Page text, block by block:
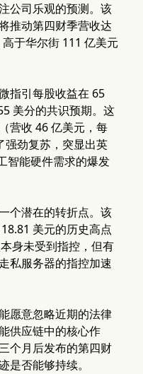
公司乐观的预测。该
推动第四财季营收达
于华尔街 111 亿美元
指引每股收益在 65
美分的共识预期。这
营收 46 亿美元，每
强劲复苏，突显出英
智能硬件需求的爆发
个潜在的转折点。该
美元的历史高点
身未受到指控，但有
私服务器的指控加速
愿意忽略近期的法律
供应链中的核心作
个月后发布的第四财
是否能够持续。